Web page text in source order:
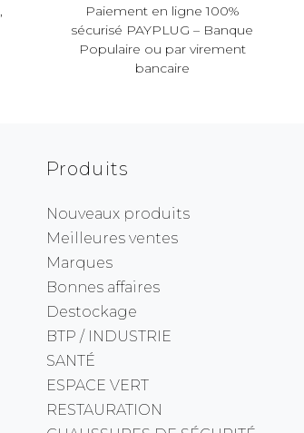
Paiement en ligne 100%
sécurisé PAYPLUG – Banque
Populaire ou par virement
bancaire
Produits
Nouveaux produits
Meilleures ventes
Marques
Bonnes affaires
Destockage
BTP / INDUSTRIE
SANTÉ
ESPACE VERT
RESTAURATION